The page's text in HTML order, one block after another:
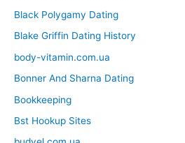
Black Polygamy Dating
Blake Griffin Dating History
body-vitamin.com.ua
Bonner And Sharna Dating
Bookkeeping
Bst Hookup Sites